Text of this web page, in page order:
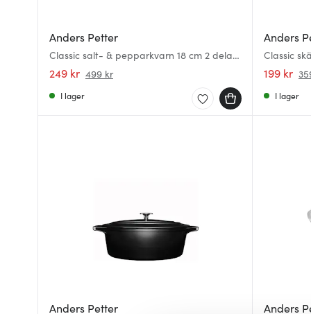
Anders Petter
Classic salt- & pepparkvarn 18 cm 2 delar
svart
249 kr 499 kr
I lager
Anders
Classic
199 kr
I lager
Anders Petter Anders